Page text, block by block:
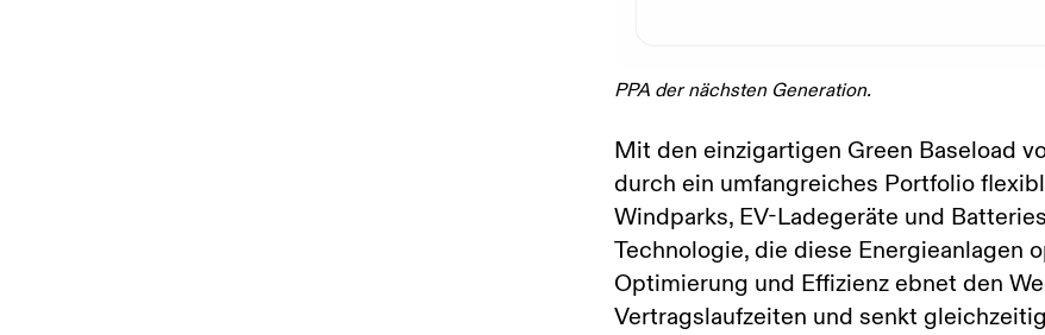
PPA der nächsten Generation.
Mit den einzigartigen Green Baseload
durch ein umfangreiches Portfolio
Windparks, EV-Ladegeräte und
Technologie, die diese Energieanlagen
Optimierung und Effizienz ebnet den
Vertragslaufzeiten und senkt